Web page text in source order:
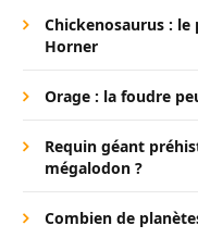
Chickenosaurus : le
Horner
Orage : la foudre
Requin géant
mégalodon ?
Combien de